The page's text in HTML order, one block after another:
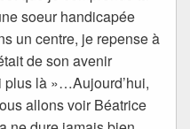
soeur handicapée
un centre, je repense à
de son avenir
plus là »…Aujourd’hui,
allons voir Béatrice